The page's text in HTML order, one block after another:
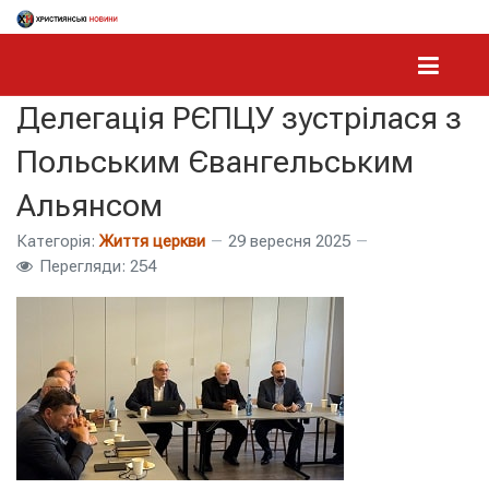
Делегація РЄПЦУ зустрілася з
Польським Євангельським
Альянсом
Категорія: Життя церкви
29 вересня 2025
Перегляди: 254